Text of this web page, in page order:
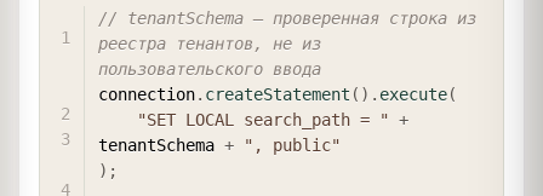
// tenantSchema — проверенная строка из
реестра тенантов, не из
пользовательского ввода
connection. createStatement ( ) . execute(
"SET LOCAL search_path = " +
tenantSchema +
", public"
) ;